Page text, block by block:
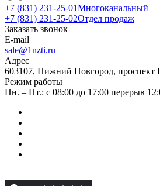
+7 (831) 231-25-01Многоканальный
+7 (831) 231-25-02Отдел продаж
Заказать звонок
E-mail
sale@1nzti.ru
Адрес
603107, Нижний Новгород, проспект
Режим работы
Пн. – Пт.: с 08:00 до 17:00 перерыв